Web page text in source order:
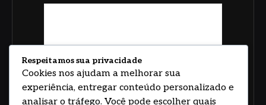
Respeitamos sua privacidade
Cookies nos ajudam a melhorar sua
experiência, entregar conteúdo personalizado e
analisar o tráfego. Você pode escolher quais